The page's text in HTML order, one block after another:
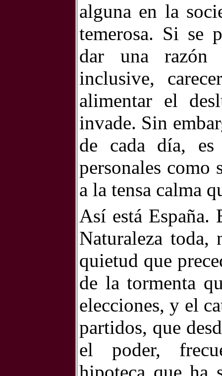
alguna en la
temerosa. Si se
dar una razón
inclusive,
alimentar el
invade. Sin
de cada día, es
personales como
a la tensa calma
Así está España.
Naturaleza toda,
quietud que
de la tormenta
elecciones, y el
partidos, que
el poder,